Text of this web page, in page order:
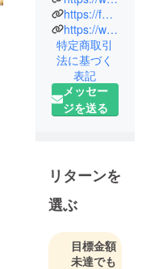
豊かな北広
島町へUター
ン移住しま
した。結
婚、出産、
そして子育
てを機に、
らしに心惹
かれ、この
地での新た
意しまし
た。
https://fermell.yuone.net/
https://www.instagram.com/fermell__/
特定商取引
法に基づく
表記
メッセー
ジを送る
リターンを
選ぶ
目標金額
未達でも